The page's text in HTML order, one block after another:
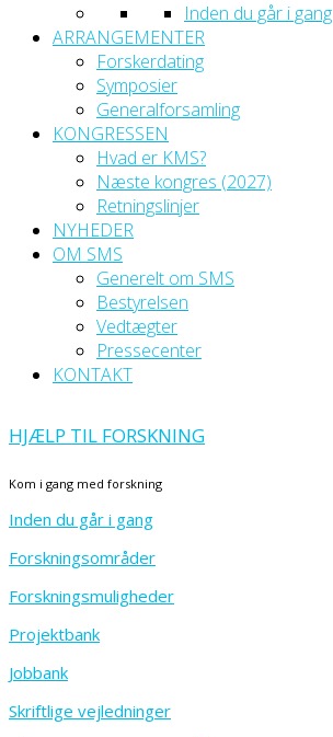
Inden du går i gang
ARRANGEMENTER
Forskerdating
Symposier
Generalforsamling
KONGRESSEN
Hvad er KMS?
Næste kongres (2027)
Retningslinjer
NYHEDER
OM SMS
Generelt om SMS
Bestyrelsen
Vedtægter
Pressecenter
KONTAKT
HJÆLP TIL FORSKNING
Kom i gang med forskning
Inden du går i gang
Forskningsområder
Forskningsmuligheder
Projektbank
Jobbank
Skriftlige vejledninger